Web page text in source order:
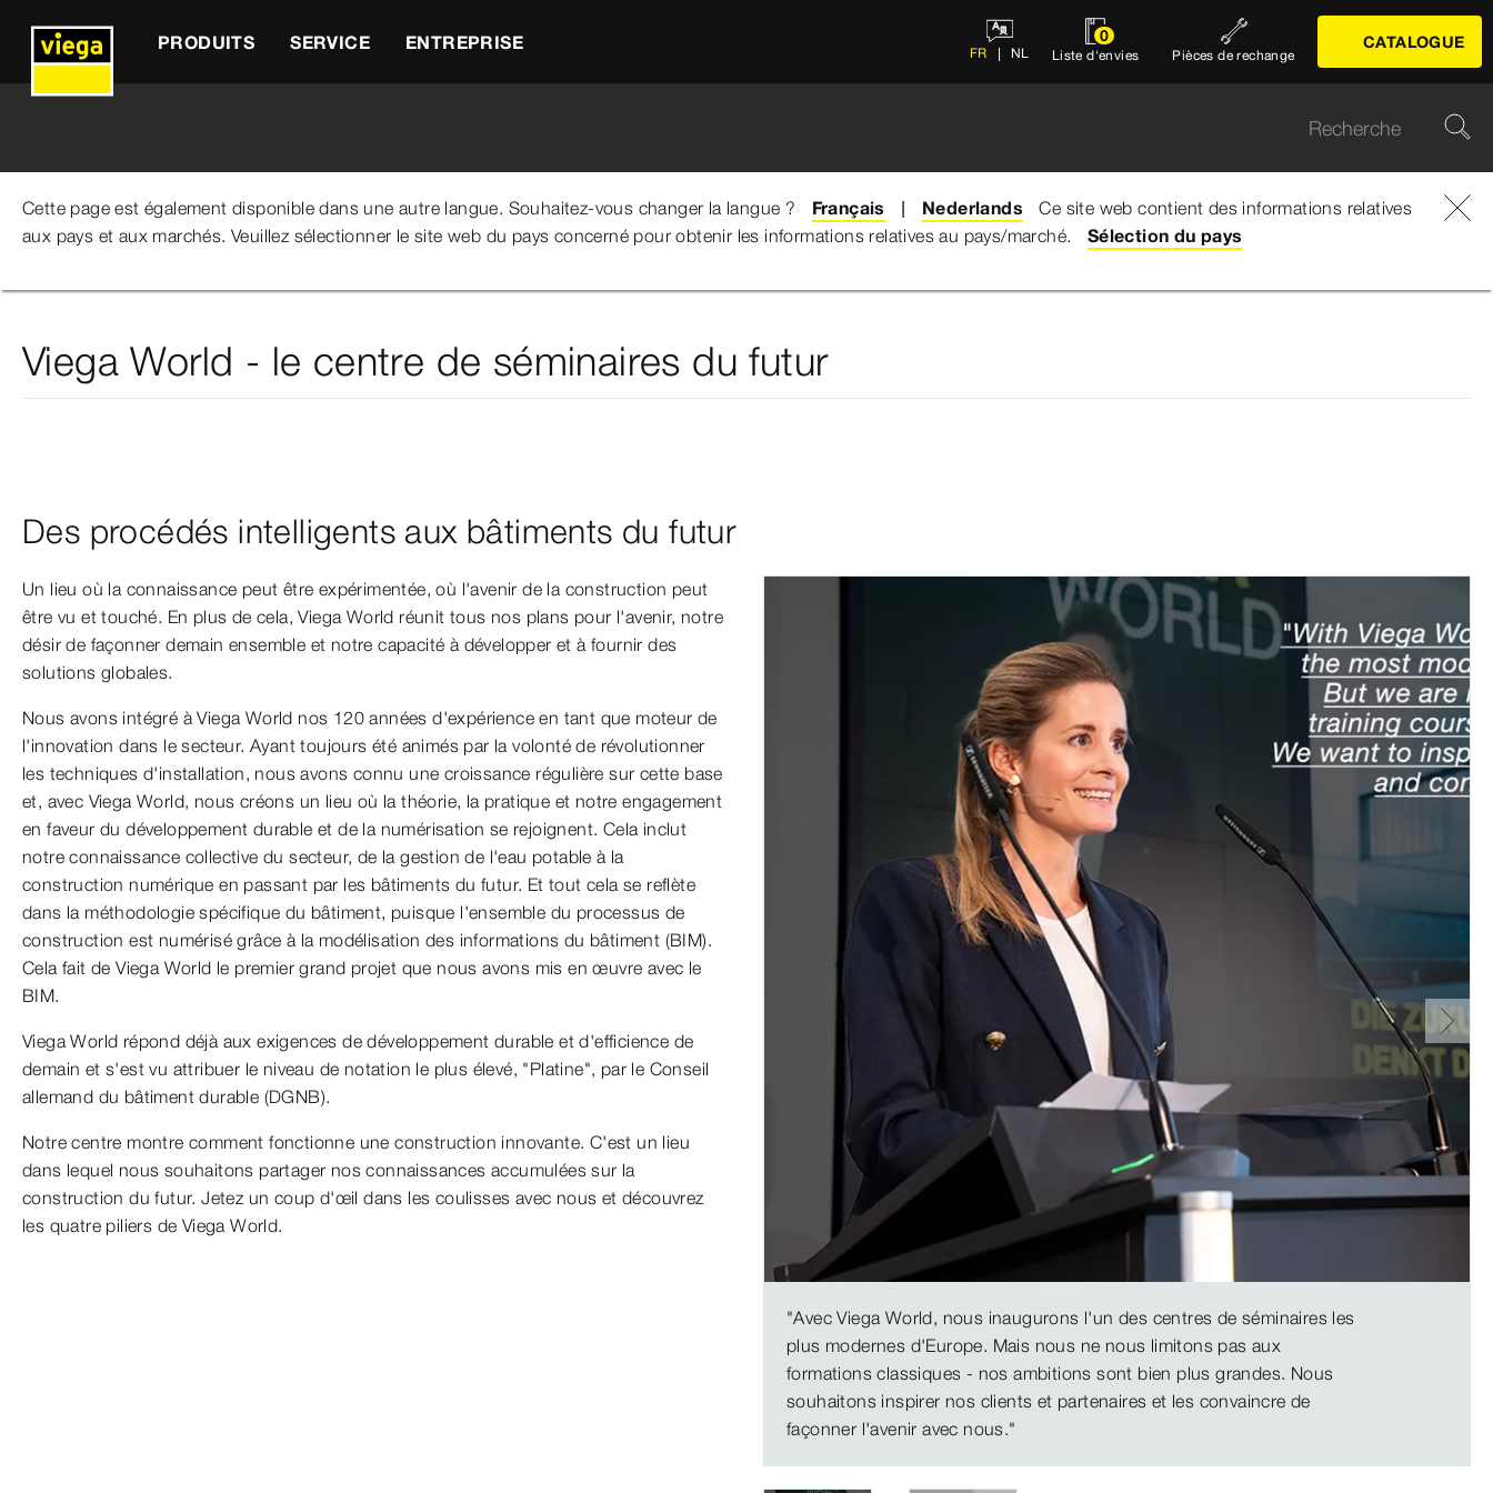
PRODUITS SERVICE ENTREPRISE FR NL
0
Liste d'envies Pièces de rechange
CATALOGUE
Cette page est également disponible dans une autre langue. Souhaitez-vous changer la langue ? Français Nederlands
Ce site web contient des informations relatives
aux pays et aux marchés. Veuillez sélectionner le site web du pays concerné pour obtenir les informations relatives au pays/marché.
Sélection du pays
Viega Belgium Entreprise Viega-World-Allemagne
Viega World - le centre de séminaires du futur
Des procédés intelligents aux bâtiments du futur
Un lieu où la connaissance peut être expérimentée, où l'avenir de la construction peut
être vu et touché. En plus de cela, Viega World réunit tous nos plans pour l'avenir, notre
désir de façonner demain ensemble et notre capacité à développer et à fournir des
solutions globales.
Nous avons intégré à Viega World nos 120 années d'expérience en tant que moteur de
l'innovation dans le secteur. Ayant toujours été animés par la volonté de révolutionner
les techniques d'installation, nous avons connu une croissance régulière sur cette base
et, avec Viega World, nous créons un lieu où la théorie, la pratique et notre engagement
en faveur du développement durable et de la numérisation se rejoignent. Cela inclut
notre connaissance collective du secteur, de la gestion de l'eau potable à la
construction numérique en passant par les bâtiments du futur. Et tout cela se reflète
dans la méthodologie spécifique du bâtiment, puisque l'ensemble du processus de
construction est numérisé grâce à la modélisation des informations du bâtiment (BIM).
Cela fait de Viega World le premier grand projet que nous avons mis en œuvre avec le
BIM.
Viega World répond déjà aux exigences de développement durable et d'efficience de
demain et s'est vu attribuer le niveau de notation le plus élevé, "Platine", par le Conseil
allemand du bâtiment durable (DGNB).
Notre centre montre comment fonctionne une construction innovante. C'est un lieu
dans lequel nous souhaitons partager nos connaissances accumulées sur la
construction du futur. Jetez un coup d'œil dans les coulisses avec nous et découvrez
les quatre piliers de Viega World.
"Avec Viega World, nous inaugurons l'un des centres de séminaires les
plus modernes d'Europe. Mais nous ne nous limitons pas aux
formations classiques - nos ambitions sont bien plus grandes. Nous
souhaitons inspirer nos clients et partenaires et les convaincre de
façonner l'avenir avec nous."